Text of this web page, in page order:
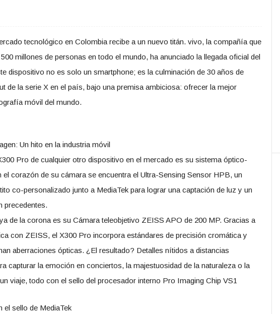
tecnológico en Colombia recibe a un nuevo titán. vivo, la compañía que
millones de personas en todo el mundo, ha anunciado la llegada oficial del
dispositivo no es solo un smartphone; es la culminación de 30 años de
de la serie X en el país, bajo una premisa ambiciosa: ofrecer la mejor
móvil del mundo.
Un hito en la industria móvil
Pro de cualquier otro dispositivo en el mercado es su sistema óptico-
el corazón de su cámara se encuentra el Ultra-Sensing Sensor HPB, un
co-personalizado junto a MediaTek para lograr una captación de luz y un
precedentes.
de la corona es su Cámara teleobjetivo ZEISS APO de 200 MP. Gracias a
con ZEISS, el X300 Pro incorpora estándares de precisión cromática y
aberraciones ópticas. ¿El resultado? Detalles nítidos a distancias
capturar la emoción en conciertos, la majestuosidad de la naturaleza o la
viaje, todo con el sello del procesador interno Pro Imaging Chip VS1
el sello de MediaTek